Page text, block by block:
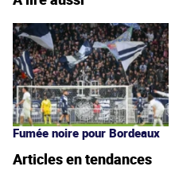
Fumée noire pour Bordeaux
Articles en tendances